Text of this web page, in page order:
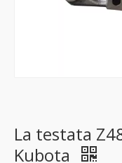
La testata
Kubota